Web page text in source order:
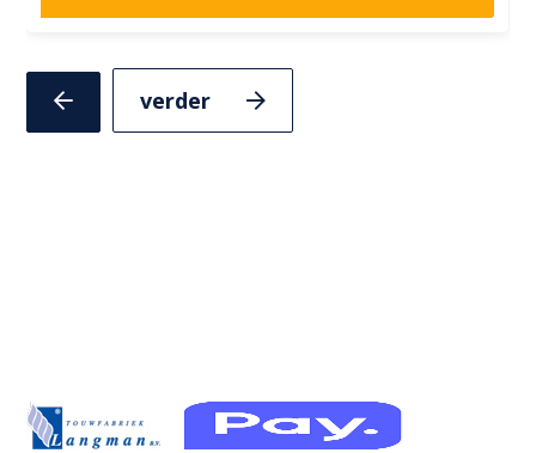
RVS
sluiting
Vorige
slide
Volgende